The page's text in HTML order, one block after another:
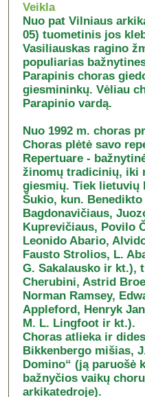
Veikla
Nuo pat Vilniaus
05) tuometinis jos
Vasiliauskas ragino
populiarias
Parapinis choras
giesmininkų. Vėliau
Parapinio vardą.
Nuo 1992 m. choras
Choras plėtė savo
Repertuare -
žinomų tradicinių, iki
giesmių. Tiek lietuvių
Šukio, kun.
Bagdonavičiaus,
Kuprevičiaus, Povilo
Leonido Abario,
Fausto Strolios, L.
G. Sakalausko ir kt.),
Cherubini, Astrid
Norman Ramsey,
Appleford, Henryk
M. L. Lingfoot ir kt.).
Choras atlieka ir
Bikkenbergo mišias,
Domino“ (ją paruošė
bažnyčios vaikų
arkikatedroje).